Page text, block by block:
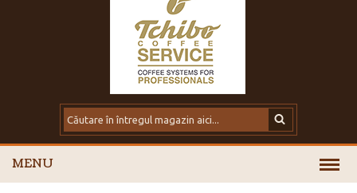
MENU